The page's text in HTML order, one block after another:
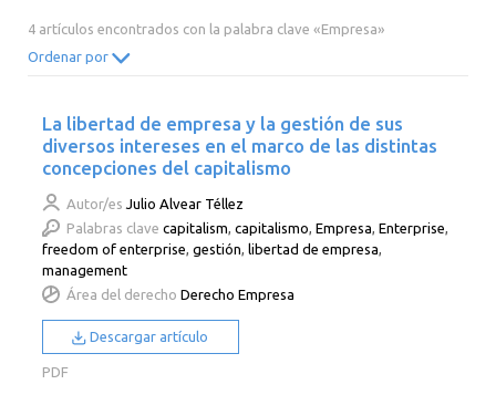
2002 2001
4 artículos encontrados con la palabra clave «Empresa»
Ordenar por
La libertad de empresa y la gestión de sus
diversos intereses en el marco de las distintas
concepciones del capitalismo
Autor/es Julio Alvear Téllez
Palabras clave capitalism,capitalismo,Empresa,Enterprise,
freedom of enterprise,gestión, libertad de empresa,
management
Área del derecho Derecho Empresa
Descargar artículo
PDF